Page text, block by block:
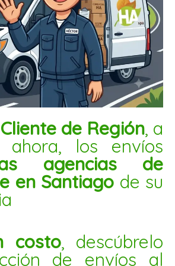
DE CILANTRO 1KG
$3.500
AL CARRITO
Cliente de Región, a
los envíos
agencias de
en Santiago de su
costo, descúbrelo
de envíos al